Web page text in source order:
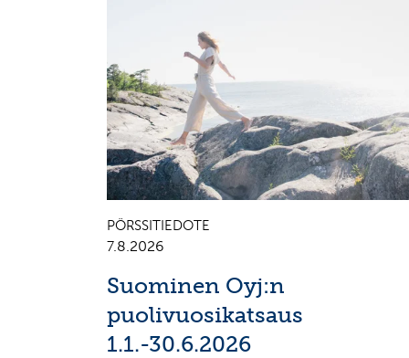
PÖRSSITIEDOTE
7.8.2026
Suominen Oyj:n
puolivuosikatsaus
1.1.-30.6.2026